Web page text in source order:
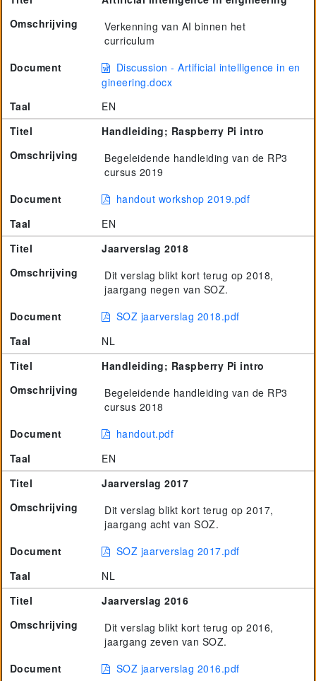
Omschrijving
Verkenning van AI binnen het
curriculum
Document
Discussion - Artificial intelligence in en
gineering.docx
Taal
EN
Titel
Handleiding; Raspberry Pi intro
Omschrijving
Begeleidende handleiding van de RP3
cursus 2019
Document
handout workshop 2019.pdf
Taal
EN
Titel
Jaarverslag 2018
Omschrijving
Dit verslag blikt kort terug op 2018,
jaargang negen van SOZ.
Document
SOZ jaarverslag 2018.pdf
Taal
NL
Titel
Handleiding; Raspberry Pi intro
Omschrijving
Begeleidende handleiding van de RP3
cursus 2018
Document
handout.pdf
Taal
EN
Titel
Jaarverslag 2017
Omschrijving
Dit verslag blikt kort terug op 2017,
jaargang acht van SOZ.
Document
SOZ jaarverslag 2017.pdf
Taal
NL
Titel
Jaarverslag 2016
Omschrijving
Dit verslag blikt kort terug op 2016,
jaargang zeven van SOZ.
Document
SOZ jaarverslag 2016.pdf